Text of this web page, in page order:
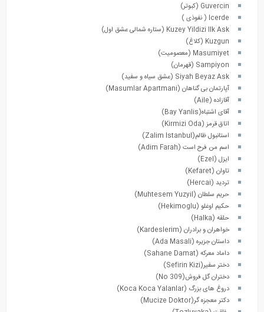
Guvercin (کبوتر)
Icerde ( نفوذی )
Kuzey Yildizi Ilk Ask (ستاره شمالی عشق اول)
Kuzgun (کلاغ)
Masumiyet (معصومیت)
Sampiyon (قهرمان)
Siyah Beyaz Ask (عشق سیاه و سفید)
آپارتمان بی گناهان (Masumlar Apartmani)
آقازاده (Aile)
آقای اشتباه(Bay Yanlis)
اتاق قرمز (Kirmizi Oda)
استانبول ظالم(Zalim Istanbul)
اسم من فرح است (Adim Farah)
ایزل (Ezel)
تاوان (Kefaret)
تردید (Hercai)
حریم سلطان (Muhtesem Yuzyil)
حکیم اوغلو (Hekimoglu)
حلقه (Halka)
خواهران و برادران (Kardeslerim)
داستان جزیره (Ada Masali)
داماد معرکه (Sahane Damat)
دختر سفیر(Sefirin Kizi)
دختران گل فروش(No 309)
دروغ های بزرگ (Koca Koca Yalanlar)
دکتر معجزه گر(Mucize Doktor)